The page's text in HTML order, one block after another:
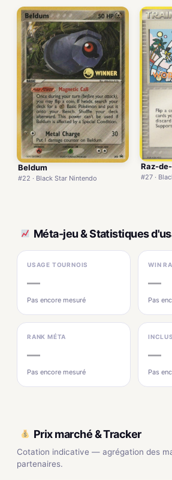
Beldum
#22 · Black Star Nintendo
Raz-
#27 ·
Méta-jeu & Statistiques
USAGE TOURNOIS
—
Pas encore mesuré
WIN
—
Pas
RANK MÉTA
—
Pas encore mesuré
—
Pas
Prix marché & Tracker
Cotation indicative — agrégation des
partenaires.